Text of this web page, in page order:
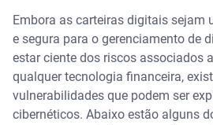
Embora as carteiras digitais sejam
e segura para o gerenciamento de
estar ciente dos riscos associados
qualquer tecnologia financeira,
vulnerabilidades que podem ser
cibernéticos. Abaixo estão alguns